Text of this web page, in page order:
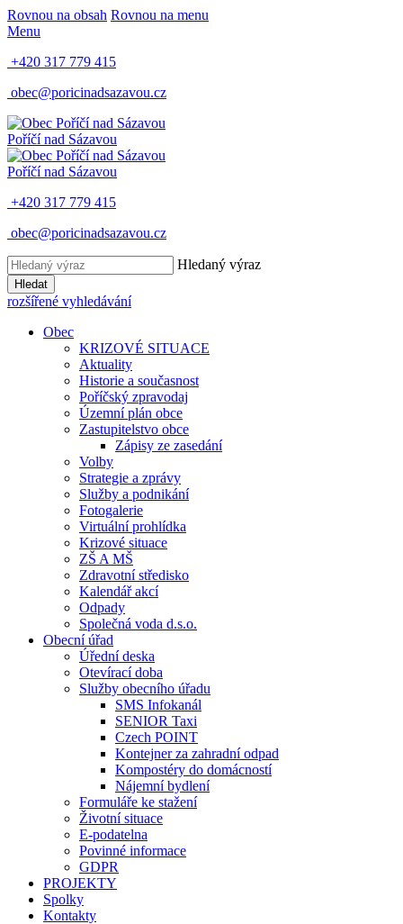
Rovnou na obsah Rovnou na menu
Menu
+420 317 779 415
obec@poricinadsazavou.cz
Poříčí nad Sázavou
Poříčí nad Sázavou
+420 317 779 415
obec@poricinadsazavou.cz
Hledaný výraz
Hledat
rozšířené vyhledávání
Obec
KRIZOVÉ SITUACE
Aktuality
Historie a současnost
Poříčský zpravodaj
Územní plán obce
Zastupitelstvo obce
Zápisy ze zasedání
Volby
Strategie a zprávy
Služby a podnikání
Fotogalerie
Virtuální prohlídka
Krizové situace
ZŠ A MŠ
Zdravotní středisko
Kalendář akcí
Odpady
Společná voda d.s.o.
Obecní úřad
Úřední deska
Otevírací doba
Služby obecního úřadu
SMS Infokanál
SENIOR Taxi
Czech POINT
Kontejner za zahradní odpad
Kompostéry do domácností
Nájemní bydlení
Formuláře ke stažení
Životní situace
E-podatelna
Povinné informace
GDPR
PROJEKTY
Spolky
Kontakty